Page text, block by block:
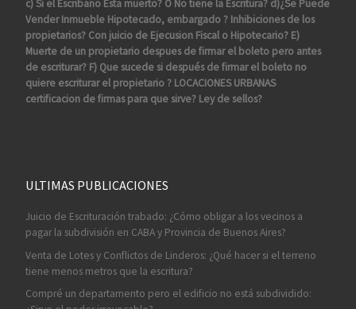
c) Si el Escribano Esta muerto? O No tiene la Escritura? d)¿Se Puede
Vender Inmueble Hipotecado, embargado ? Inhibiciones de los
propietarios? Con juicio de Ejecusion Fiscal o Hipotecario? E)
Muerte de un propietario despues de firmar el boleto pero antes
de escriturar? F) Que sucede si después de firmar el boleto no
quiere escriturar el propietario ? LOCACIONES URBANAS
certificacion de firmas para que sirve? Ley de sellos?
ULTIMAS PUBLICACIONES
Juicio de Escrituración trabado: ¿Cómo obligar a los vecinos a
pagar la subdivisión en CABA y Provincia de Buenos Aires?
Venta de Lotes y Conflictos de Linderos: ¿Qué hacer si el terreno
tiene menos metros que la escritura?
Compré un departamento pero el edificio no está subdividido: